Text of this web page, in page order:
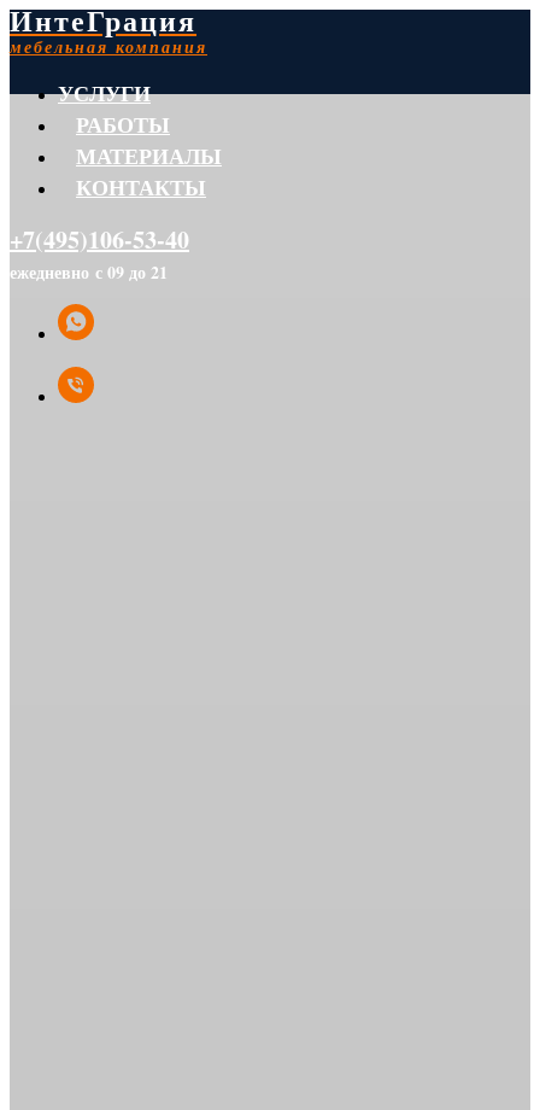
ИнтеГрация
мебельная компания
УСЛУГИ
РАБОТЫ
МАТЕРИАЛЫ
КОНТАКТЫ
+7(495)106-53-40
ежедневно с 09 до 21